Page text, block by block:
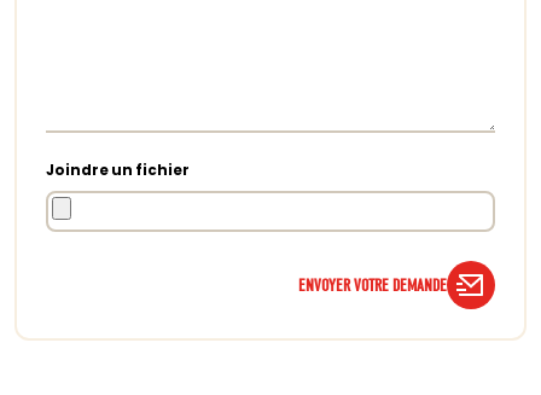
Joindre un fichier
ENVOYER VOTRE DEMANDE